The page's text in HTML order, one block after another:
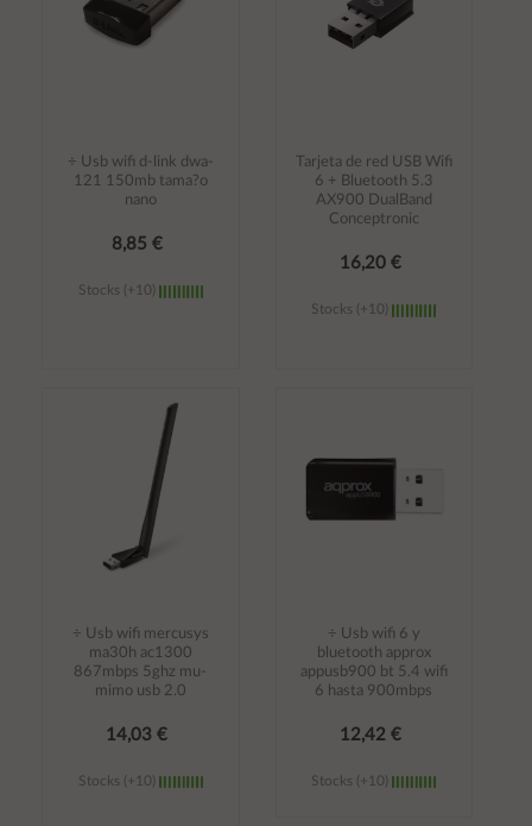
÷ Usb wifi d-link dwa-
121 150mb tama?o
nano
8,85 €
Stocks (+10)
carrito
Tarjeta de red USB Wifi
6 + Bluetooth 5.3
AX900 DualBand
Conceptronic
16,20 €
Stocks (+10)
÷ Usb wifi mercusys
ma30h ac1300
867mbps 5ghz mu-
mimo usb 2.0
14,03 €
Stocks (+10)
÷ Usb wifi 6 y
bluetooth approx
appusb900 bt 5.4 wifi
6 hasta 900mbps
12,42 €
Stocks (+10)